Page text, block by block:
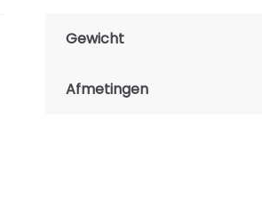
Gewicht
Afmetingen